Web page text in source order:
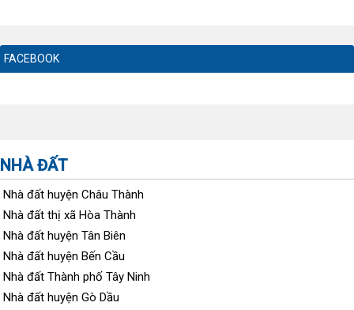
FACEBOOK
NHÀ ĐẤT
Nhà đất huyện Châu Thành
Nhà đất thị xã Hòa Thành
Nhà đất huyện Tân Biên
Nhà đất huyện Bến Cầu
Nhà đất Thành phố Tây Ninh
Nhà đất huyện Gò Dầu